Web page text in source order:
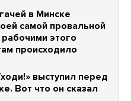
в Минске
самой провальной
этого
происходило
выступил перед
Вот что он сказал